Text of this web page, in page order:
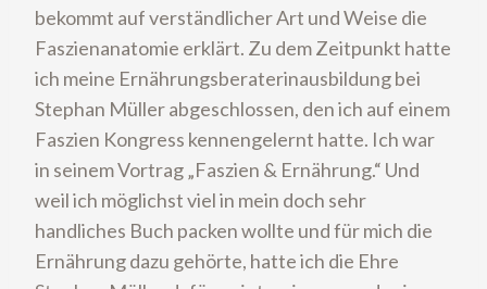
bekommt auf verständlicher Art und Weise die
Faszienanatomie erklärt. Zu dem Zeitpunkt hatte
ich meine Ernährungsberaterinausbildung bei
Stephan Müller abgeschlossen, den ich auf einem
Faszien Kongress kennengelernt hatte. Ich war
in seinem Vortrag „Faszien & Ernährung.“ Und
weil ich möglichst viel in mein doch sehr
handliches Buch packen wollte und für mich die
Ernährung dazu gehörte, hatte ich die Ehre